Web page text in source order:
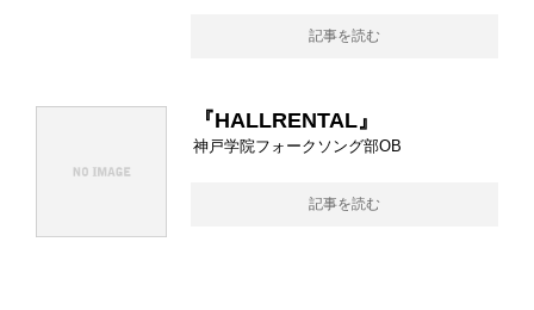
記事を読む
『HALLRENTAL』
神戸学院フォークソング部OB
記事を読む